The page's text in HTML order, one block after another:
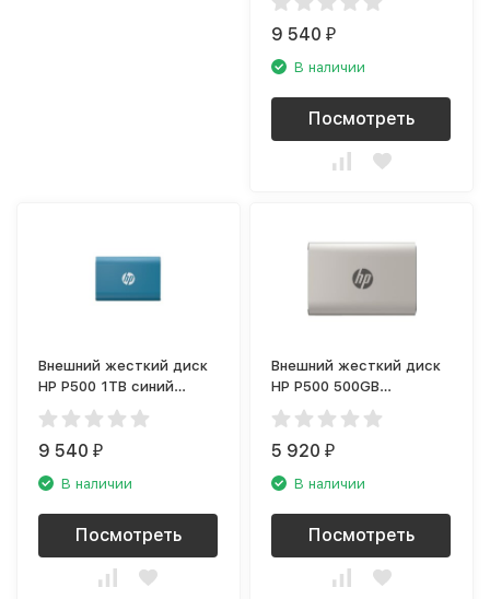
9 540₽
В наличии
Посмотреть
Внешний жесткий диск
HP P500 1TB синий
(1F5P6AA)
9 540₽
В наличии
Посмотреть
Внешний жесткий диск
HP P500 500GB
серебряный (7PD55AA)
5 920₽
В наличии
Посмотреть